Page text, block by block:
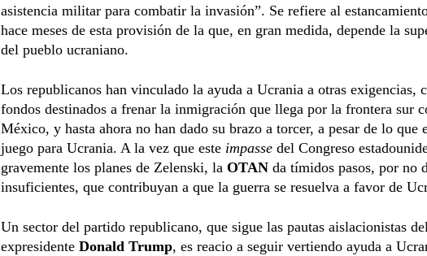
asistencia militar para combatir la invasión”. Se refiere al
hace meses de esta provisión de la que, en gran medida, depende la
del pueblo ucraniano.
Los republicanos han vinculado la ayuda a Ucrania a otras exigencias,
fondos destinados a frenar la inmigración que llega por la frontera sur
México, y hasta ahora no han dado su brazo a torcer, a pesar de lo que
juego para Ucrania. A la vez que este impasse del Congreso
gravemente los planes de Zelenski, la OTAN da tímidos pasos, por no
insuficientes, que contribuyan a que la guerra se resuelva a favor de
Un sector del partido republicano, que sigue las pautas aislacionistas del
expresidente Donald Trump, es reacio a seguir vertiendo ayuda a